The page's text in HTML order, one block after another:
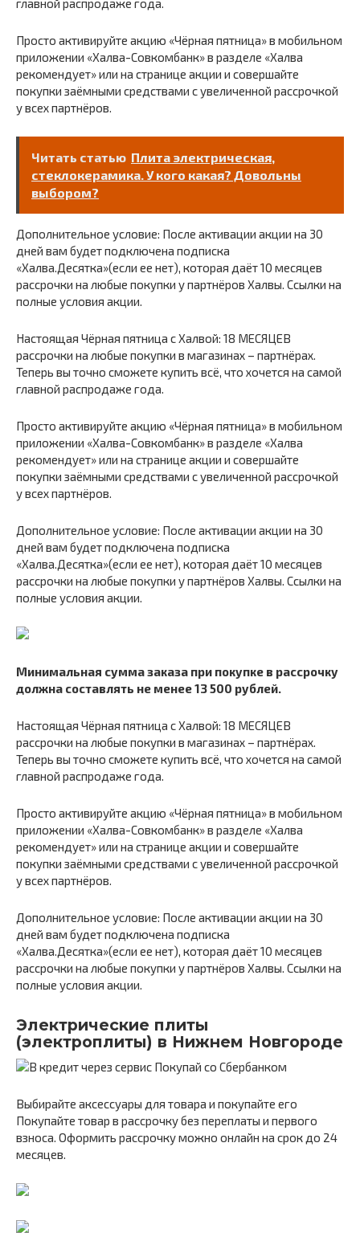
главной распродаже года.
Просто активируйте акцию «Чёрная пятница» в мобильном
приложении «Халва-Совкомбанк» в разделе «Халва
рекомендует» или на странице акции и совершайте
покупки заёмными средствами с увеличенной рассрочкой
у всех партнёров.
Читать статью Плита электрическая,
стеклокерамика. У кого какая? Довольны
выбором?
Дополнительное условие: После активации акции на 30
дней вам будет подключена подписка
«Халва.Десятка»(если ее нет), которая даёт 10 месяцев
рассрочки на любые покупки у партнёров Халвы. Ссылки на
полные условия акции.
Настоящая Чёрная пятница с Халвой: 18 МЕСЯЦЕВ
рассрочки на любые покупки в магазинах – партнёрах.
Теперь вы точно сможете купить всё, что хочется на самой
главной распродаже года.
Просто активируйте акцию «Чёрная пятница» в мобильном
приложении «Халва-Совкомбанк» в разделе «Халва
рекомендует» или на странице акции и совершайте
покупки заёмными средствами с увеличенной рассрочкой
у всех партнёров.
Дополнительное условие: После активации акции на 30
дней вам будет подключена подписка
«Халва.Десятка»(если ее нет), которая даёт 10 месяцев
рассрочки на любые покупки у партнёров Халвы. Ссылки на
полные условия акции.
Минимальная сумма заказа при покупке в рассрочку
должна составлять не менее 13 500 рублей.
Настоящая Чёрная пятница с Халвой: 18 МЕСЯЦЕВ
рассрочки на любые покупки в магазинах – партнёрах.
Теперь вы точно сможете купить всё, что хочется на самой
главной распродаже года.
Просто активируйте акцию «Чёрная пятница» в мобильном
приложении «Халва-Совкомбанк» в разделе «Халва
рекомендует» или на странице акции и совершайте
покупки заёмными средствами с увеличенной рассрочкой
у всех партнёров.
Дополнительное условие: После активации акции на 30
дней вам будет подключена подписка
«Халва.Десятка»(если ее нет), которая даёт 10 месяцев
рассрочки на любые покупки у партнёров Халвы. Ссылки на
полные условия акции.
Электрические плиты
(электроплиты) в Нижнем Новгороде
Выбирайте аксессуары для товара и покупайте его
Покупайте товар в рассрочку без переплаты и первого
взноса. Оформить рассрочку можно онлайн на срок до 24
месяцев.